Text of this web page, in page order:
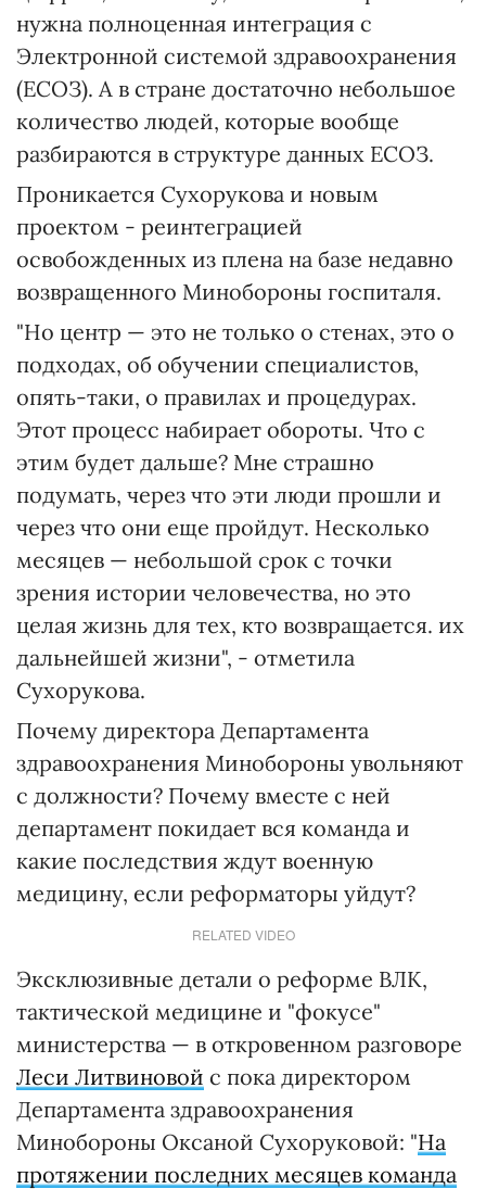
нужна полноценная интеграция с
Электронной системой здравоохранения
(ЕСОЗ). А в стране достаточно небольшое
количество людей, которые вообще
разбираются в структуре данных ЕСОЗ.
Проникается Сухорукова и новым
проектом - реинтеграцией
освобожденных из плена на базе недавно
возвращенного Минобороны госпиталя.
"Но центр — это не только о стенах, это о
подходах, об обучении специалистов,
опять-таки, о правилах и процедурах.
Этот процесс набирает обороты. Что с
этим будет дальше? Мне страшно
подумать, через что эти люди прошли и
через что они еще пройдут. Несколько
месяцев — небольшой срок с точки
зрения истории человечества, но это
целая жизнь для тех, кто возвращается. их
дальнейшей жизни", - отметила
Сухорукова.
Почему директора Департамента
здравоохранения Минобороны увольняют
с должности? Почему вместе с ней
департамент покидает вся команда и
какие последствия ждут военную
медицину, если реформаторы уйдут?
RELATED VIDEO
Эксклюзивные детали о реформе ВЛК,
тактической медицине и "фокусе"
министерства — в откровенном разговоре
Леси Литвиновой с пока директором
Департамента здравоохранения
Минобороны Оксаной Сухоруковой: "На
протяжении последних месяцев команда